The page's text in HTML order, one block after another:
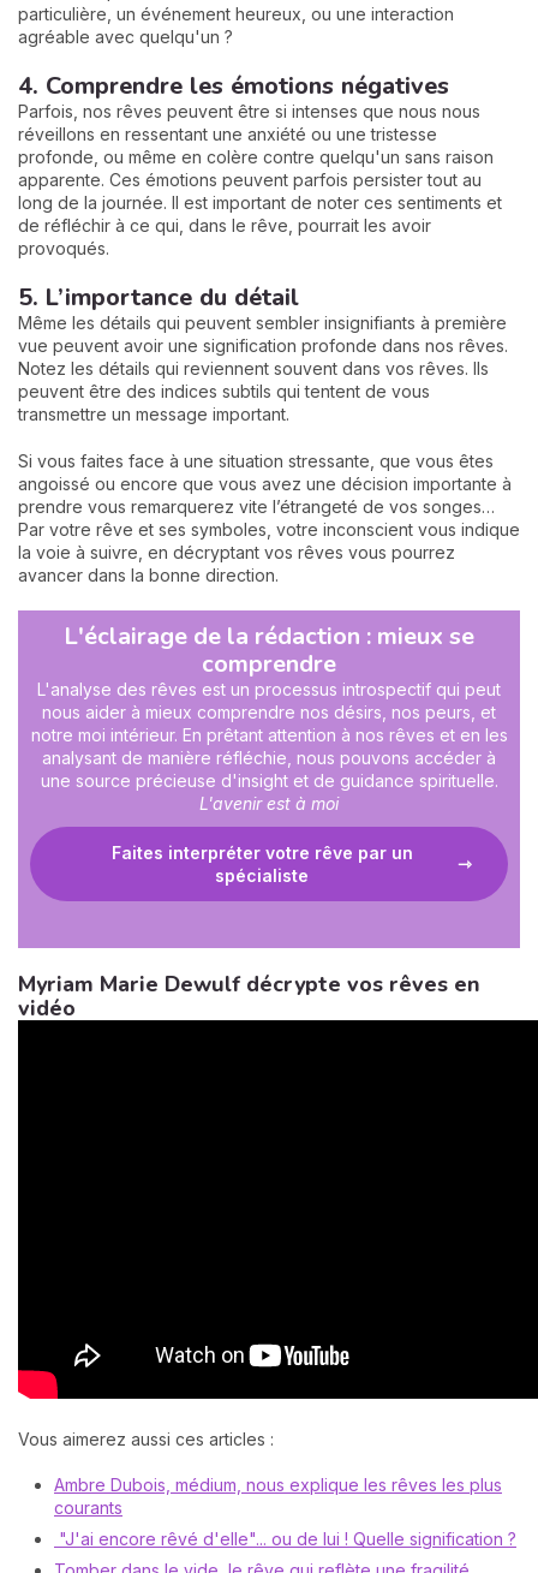
particulière, un événement heureux, ou une interaction
agréable avec quelqu'un ?
4. Comprendre les émotions négatives
Parfois, nos rêves peuvent être si intenses que nous nous
réveillons en ressentant une anxiété ou une tristesse
profonde, ou même en colère contre quelqu'un sans raison
apparente. Ces émotions peuvent parfois persister tout au
long de la journée. Il est important de noter ces sentiments et
de réfléchir à ce qui, dans le rêve, pourrait les avoir
provoqués.
5. L’importance du détail
Même les détails qui peuvent sembler insignifiants à première
vue peuvent avoir une signification profonde dans nos rêves.
Notez les détails qui reviennent souvent dans vos rêves. Ils
peuvent être des indices subtils qui tentent de vous
transmettre un message important.
Si vous faites face à une situation stressante, que vous êtes
angoissé ou encore que vous avez une décision importante à
prendre vous remarquerez vite l’étrangeté de vos songes…
Par votre rêve et ses symboles, votre inconscient vous indique
la voie à suivre, en décryptant vos rêves vous pourrez
avancer dans la bonne direction.
L'éclairage de la rédaction : mieux se
comprendre
L'analyse des rêves est un processus introspectif qui peut
nous aider à mieux comprendre nos désirs, nos peurs, et
notre moi intérieur. En prêtant attention à nos rêves et en les
analysant de manière réfléchie, nous pouvons accéder à
une source précieuse d'insight et de guidance spirituelle.
L'avenir est à moi
Faites interpréter votre rêve par un
spécialiste
Myriam Marie Dewulf décrypte vos rêves en
vidéo
Vous aimerez aussi ces articles :
Ambre Dubois, médium, nous explique les rêves les plus
courants
"J'ai encore rêvé d'elle"... ou de lui ! Quelle signification ?